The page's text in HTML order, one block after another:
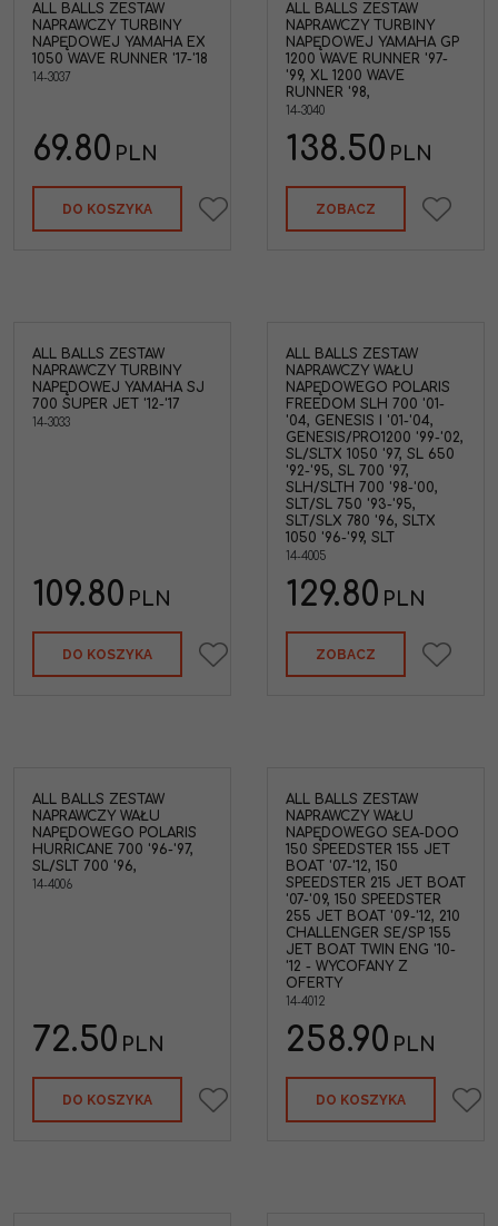
ALL BALLS ZESTAW
NAPRAWCZY TURBINY
NAPĘDOWEJ YAMAHA EX
1050 WAVE RUNNER '17-'18
14-3037
69.80 PLN
DO KOSZYKA
ALL BALLS ZESTAW
NAPRAWCZY TURBINY
NAPĘDOWEJ YAMAHA GP
1200 WAVE RUNNER '97-
'99, XL 1200 WAVE
RUNNER '98,
14-3040
138.50 PLN
ZOBACZ
ALL BALLS ZESTAW
NAPRAWCZY TURBINY
NAPĘDOWEJ YAMAHA SJ
700 SUPER JET '12-'17
14-3033
109.80 PLN
DO KOSZYKA
ALL BALLS ZESTAW
NAPRAWCZY WAŁU
NAPĘDOWEGO POLARIS
FREEDOM SLH 700 '01-
'04, GENESIS I '01-'04,
GENESIS/PRO1200 '99-'02,
SL/SLTX 1050 '97, SL 650
'92-'95, SL 700 '97,
SLH/SLTH 700 '98-'00,
SLT/SL 750 '93-'95,
SLT/SLX 780 '96, SLTX
1050 '96-'99, SLT
14-4005
129.80 PLN
ZOBACZ
ALL BALLS ZESTAW
NAPRAWCZY WAŁU
NAPĘDOWEGO POLARIS
HURRICANE 700 '96-'97,
SL/SLT 700 '96,
14-4006
72.50 PLN
DO KOSZYKA
ALL BALLS ZESTAW
NAPRAWCZY WAŁU
NAPĘDOWEGO SEA-DOO
150 SPEEDSTER 155 JET
BOAT '07-'12, 150
SPEEDSTER 215 JET BOAT
'07-'09, 150 SPEEDSTER
255 JET BOAT '09-'12, 210
CHALLENGER SE/SP 155
JET BOAT TWIN ENG '10-
'12 - WYCOFANY Z
OFERTY
14-4012
258.90 PLN
DO KOSZYKA